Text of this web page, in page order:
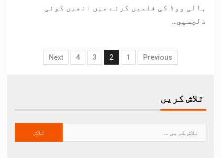
ہالی ووڈ کی فلمیں کرنے میں انھیں کوئی
دلچسپي...
Previous
1
2
3
4
Next
تلاش کریں